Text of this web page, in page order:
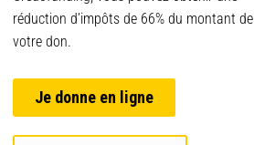
réduction d’impôts de 66% du montant de
votre don.
Je donne en ligne